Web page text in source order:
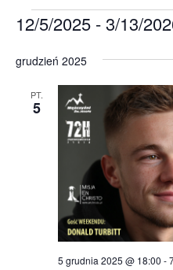
Wydarzenia
12/5/2025 - 3/13/
datę.
grudzień 2025
PT.
5
5 grudnia 2025 @ 18:00 -